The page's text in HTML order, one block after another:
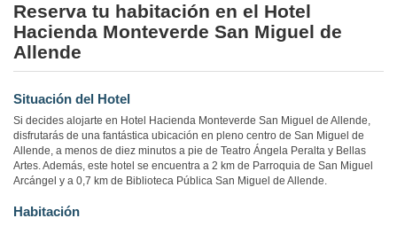
Reserva tu habitación en el Hotel
Hacienda Monteverde San Miguel de
Allende
Situación del Hotel
Si decides alojarte en Hotel Hacienda Monteverde San Miguel de Allende,
disfrutarás de una fantástica ubicación en pleno centro de San Miguel de
Allende, a menos de diez minutos a pie de Teatro Ángela Peralta y Bellas
Artes. Además, este hotel se encuentra a 2 km de Parroquia de San Miguel
Arcángel y a 0,7 km de Biblioteca Pública San Miguel de Allende.
Habitación